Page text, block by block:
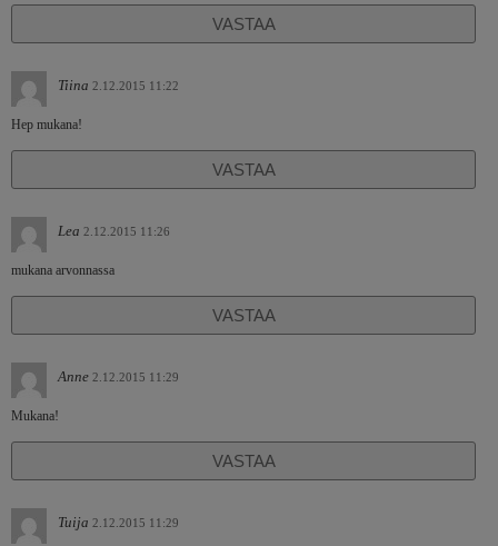
VASTAA
Tiina 2.12.2015 11:22
Hep mukana!
VASTAA
Lea 2.12.2015 11:26
mukana arvonnassa
VASTAA
Anne 2.12.2015 11:29
Mukana!
VASTAA
Tuija 2.12.2015 11:29